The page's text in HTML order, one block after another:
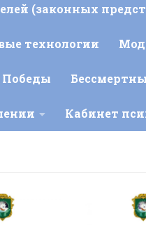
(законных
технологии
Победы
Кабинет